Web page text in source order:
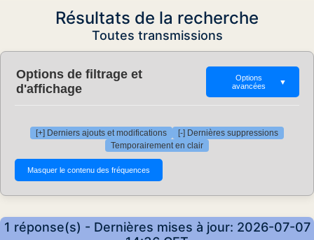
Résultats de la recherche
Toutes transmissions
Options de filtrage et
d'affichage
Options
avancées
▼
[+] Derniers ajouts et modifications
[-] Dernières suppressions
Temporairement en clair
1 réponse(s) - Dernières mises à jour: 2026-07-07